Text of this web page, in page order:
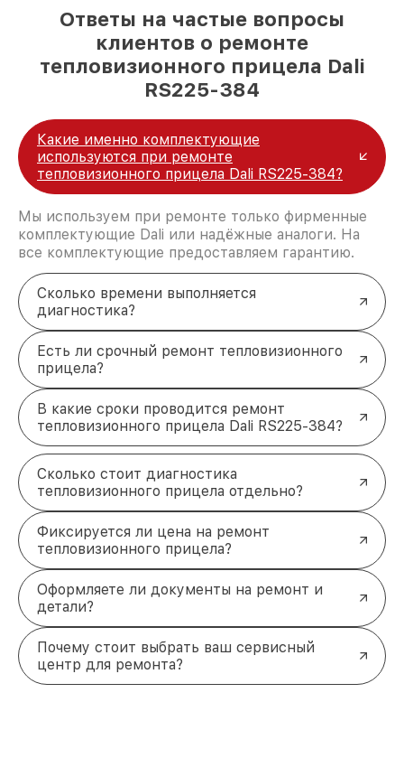
Ответы на частые вопросы
клиентов о ремонте
тепловизионного прицела Dali
RS225-384
Какие именно комплектующие
используются при ремонте
тепловизионного прицела Dali RS225-384?
Мы используем при ремонте только фирменные
комплектующие Dali или надёжные аналоги. На
все комплектующие предоставляем гарантию.
Сколько времени выполняется
диагностика?
Есть ли срочный ремонт тепловизионного
прицела?
В какие сроки проводится ремонт
тепловизионного прицела Dali RS225-384?
Сколько стоит диагностика
тепловизионного прицела отдельно?
Фиксируется ли цена на ремонт
тепловизионного прицела?
Оформляете ли документы на ремонт и
детали?
Почему стоит выбрать ваш сервисный
центр для ремонта?